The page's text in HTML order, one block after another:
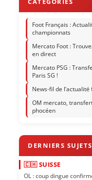
Foot Français :
championnats
Mercato Foot :
en direct
Mercato PSG :
Paris SG !
News-fil de l’actualité
OM mercato,
phocéen
🇨🇭 SUISSE
OL : coup dingue